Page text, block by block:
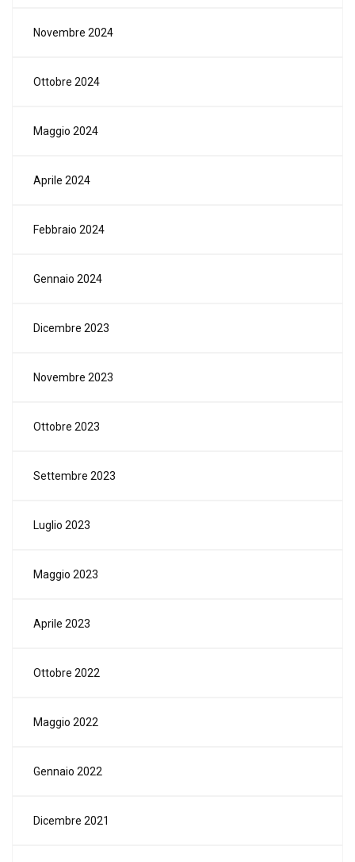
Novembre 2024
Ottobre 2024
Maggio 2024
Aprile 2024
Febbraio 2024
Gennaio 2024
Dicembre 2023
Novembre 2023
Ottobre 2023
Settembre 2023
Luglio 2023
Maggio 2023
Aprile 2023
Ottobre 2022
Maggio 2022
Gennaio 2022
Dicembre 2021